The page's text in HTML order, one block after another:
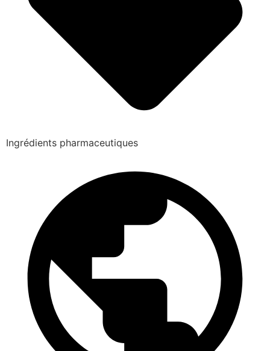
Ingrédients pharmaceutiques